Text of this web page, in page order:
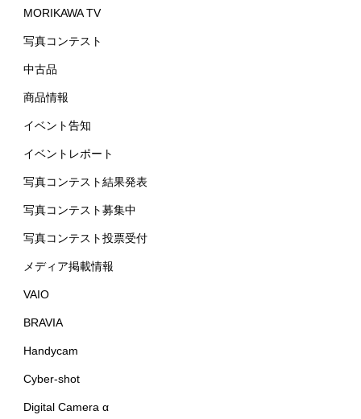
MORIKAWA TV
写真コンテスト
中古品
商品情報
イベント告知
イベントレポート
写真コンテスト結果発表
写真コンテスト募集中
写真コンテスト投票受付
メディア掲載情報
VAIO
BRAVIA
Handycam
Cyber-shot
Digital Camera α